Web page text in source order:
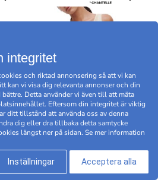
Femilet Juliana Top
479 SEK
integritet
och riktad annonsering så att vi kan
kan vi visa dig relevanta annonser och din
Detta använder vi även till att mäta
Eftersom din integritet är viktig
ditt tillstånd att använda oss av denna
dig eller dra tillbaka detta samtycke
längst ner på sidan. Se mer information
Inställningar Acceptera alla